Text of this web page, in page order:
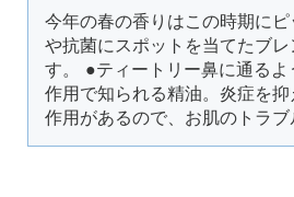
今年の春の香りはこの時期に
や抗菌にスポットを当てたブレ
す。 ●ティートリー鼻に通るよ
作用で知られる精油。炎症を
作用があるので、お肌のトラ